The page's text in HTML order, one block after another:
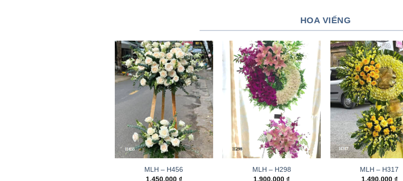
HOA VIẾNG
MLH – H456
1.450.000 ₫
MLH – H298
1.900.000₫
MLH – H317
1.490.000 ₫